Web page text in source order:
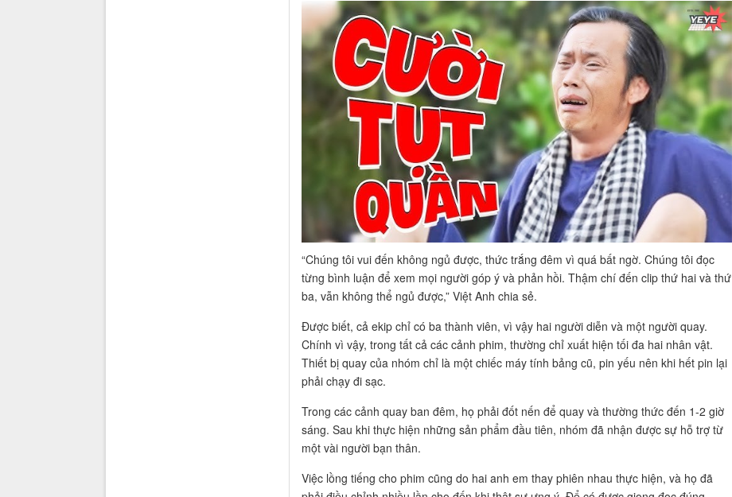
“Chúng tôi vui đến không ngủ được, thức trắng đêm vì quá bất ngờ. Chúng tôi đọc
từng bình luận để xem mọi người góp ý và phản hồi. Thậm chí đến clip thứ hai và thứ
ba, vẫn không thể ngủ được,” Việt Anh chia sẻ.
Được biết, cả ekip chỉ có ba thành viên, vì vậy hai người diễn và một người quay.
Chính vì vậy, trong tất cả các cảnh phim, thường chỉ xuất hiện tối đa hai nhân vật.
Thiết bị quay của nhóm chỉ là một chiếc máy tính bảng cũ, pin yếu nên khi hết pin lại
phải chạy đi sạc.
Trong các cảnh quay ban đêm, họ phải đốt nến để quay và thường thức đến 1-2 giờ
sáng. Sau khi thực hiện những sản phẩm đầu tiên, nhóm đã nhận được sự hỗ trợ từ
một vài người bạn thân.
Việc lồng tiếng cho phim cũng do hai anh em thay phiên nhau thực hiện, và họ đã